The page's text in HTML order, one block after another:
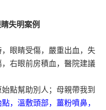
失明案例
眼睛受傷，嚴重出血，失
右眼前房積血，醫院建議
點幫助別人；母親帶我到
，溫敷頭部，薑粉噴鼻，